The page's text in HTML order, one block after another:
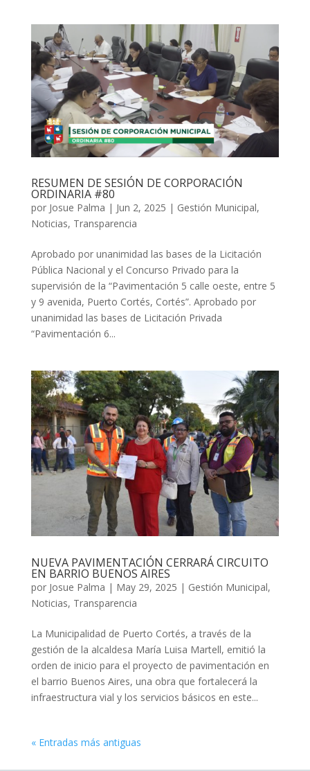
RESUMEN DE SESIÓN DE CORPORACIÓN
ORDINARIA #80
por Josue Palma | Jun 2, 2025 | Gestión Municipal,
Noticias, Transparencia
Aprobado por unanimidad las bases de la Licitación
Pública Nacional y el Concurso Privado para la
supervisión de la “Pavimentación 5 calle oeste, entre 5
y 9 avenida, Puerto Cortés, Cortés”. Aprobado por
unanimidad las bases de Licitación Privada
“Pavimentación 6...
NUEVA PAVIMENTACIÓN CERRARÁ CIRCUITO
EN BARRIO BUENOS AIRES
por Josue Palma | May 29, 2025 | Gestión Municipal,
Noticias, Transparencia
La Municipalidad de Puerto Cortés, a través de la
gestión de la alcaldesa María Luisa Martell, emitió la
orden de inicio para el proyecto de pavimentación en
el barrio Buenos Aires, una obra que fortalecerá la
infraestructura vial y los servicios básicos en este...
« Entradas más antiguas